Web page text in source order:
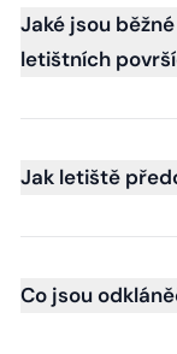
Jaké jsou
letištních
Jak letiště
Co jsou